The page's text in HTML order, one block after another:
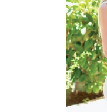
Soins Complémentaires
Contactez-nous